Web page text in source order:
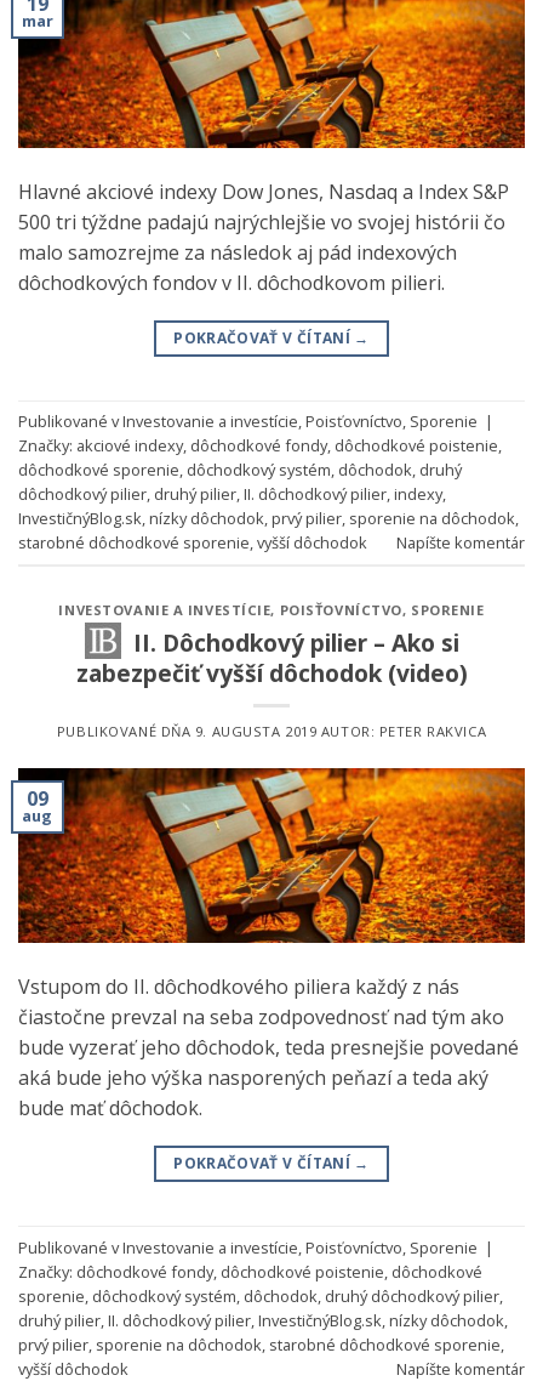
mar
Hlavné akciové indexy Dow Jones, Nasdaq a Index S&P
500 tri týždne padajú najrýchlejšie vo svojej histórii čo
malo samozrejme za následok aj pád indexových
dôchodkových fondov v II. dôchodkovom pilieri.
POKRAČOVAŤ V ČÍTANÍ →
Publikované vInvestovanie a investície,Poisťovníctvo, Sporenie |
Značky: akciové indexy, dôchodkové fondy, dôchodkové poistenie,
dôchodkové sporenie, dôchodkový systém, dôchodok, druhý
dôchodkový pilier, druhý pilier,II. dôchodkový pilier,indexy,
InvestičnýBlog.sk,nízky dôchodok,prvý pilier, sporenie na dôchodok,
starobné dôchodkové sporenie,vyšší dôchodok Napíšte komentár
INVESTOVANIE A INVESTÍCIE, POISŤOVNÍCTVO, SPORENIE
II. Dôchodkový pilier – Ako si
zabezpečiť vyšší dôchodok (video)
PUBLIKOVANÉ DŇA 9. AUGUSTA 2019 AUTOR: PETER RAKVICA
09
aug
Vstupom do II. dôchodkového piliera každý z nás
čiastočne prevzal na seba zodpovednosť nad tým ako
bude vyzerať jeho dôchodok, teda presnejšie povedané
aká bude jeho výška nasporených peňazí a teda aký
bude mať dôchodok.
POKRAČOVAŤ V ČÍTANÍ →
Publikované vInvestovanie a investície,Poisťovníctvo, Sporenie |
Značky: dôchodkové fondy, dôchodkové poistenie, dôchodkové
sporenie, dôchodkový systém, dôchodok, druhý dôchodkový pilier,
druhý pilier,II. dôchodkový pilier,InvestičnýBlog.sk,nízky dôchodok,
prvý pilier, sporenie na dôchodok, starobné dôchodkové sporenie,
vyšší dôchodok
Napíšte komentár